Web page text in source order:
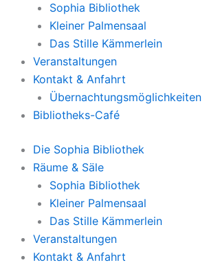
Sophia Bibliothek
Kleiner Palmensaal
Das Stille Kämmerlein
Veranstaltungen
Kontakt & Anfahrt
Übernachtungsmöglichkeiten
Bibliotheks-Café
Die Sophia Bibliothek
Räume & Säle
Sophia Bibliothek
Kleiner Palmensaal
Das Stille Kämmerlein
Veranstaltungen
Kontakt & Anfahrt